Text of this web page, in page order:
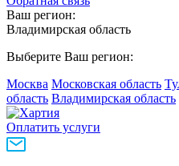
Ваш регион:
Владимирская область
Выберите Ваш регион:
Москва Московская область
область Владимирская область
Оплатить услуги